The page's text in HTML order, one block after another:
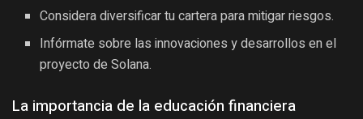
Considera diversificar tu cartera para mitigar riesgos.
Infórmate sobre las innovaciones y desarrollos en el
proyecto de Solana.
La importancia de la educación financiera